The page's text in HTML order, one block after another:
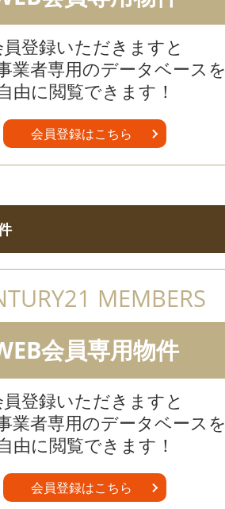
登録いただきますと
業者専用のデータベースを
由に閲覧できます！
会員登録はこちら
MEMBERS
会員専用物件
登録いただきますと
業者専用のデータベースを
由に閲覧できます！
会員登録はこちら